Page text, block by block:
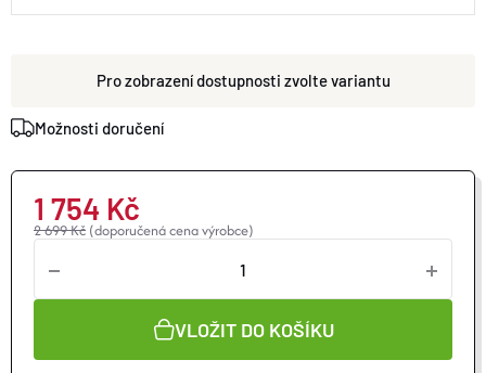
O nás
Moje objednávka
zvolte variantu
Možnosti doručení
2 699 Kč (doporučená cena výrobce)
1 754 Kč
VLOŽIT DO KOŠÍKU